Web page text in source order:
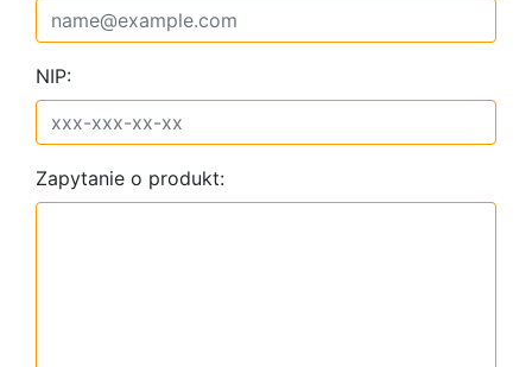
NIP:
Zapytanie o produkt: